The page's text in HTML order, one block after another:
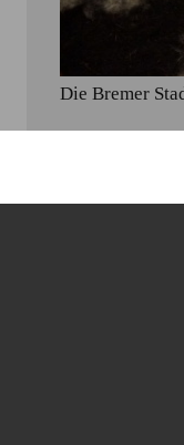
Die Bremer